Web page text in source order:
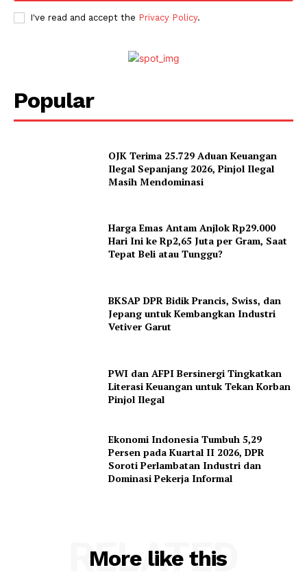
I've read and accept the Privacy Policy.
Popular
OJK Terima 25.729 Aduan Keuangan
Ilegal Sepanjang 2026, Pinjol Ilegal
Masih Mendominasi
Harga Emas Antam Anjlok Rp29.000
Hari Ini ke Rp2,65 Juta per Gram, Saat
Tepat Beli atau Tunggu?
BKSAP DPR Bidik Prancis, Swiss, dan
Jepang untuk Kembangkan Industri
Vetiver Garut
PWI dan AFPI Bersinergi Tingkatkan
Literasi Keuangan untuk Tekan Korban
Pinjol Ilegal
Ekonomi Indonesia Tumbuh 5,29
Persen pada Kuartal II 2026, DPR
Soroti Perlambatan Industri dan
Dominasi Pekerja Informal
More like this
RELATED